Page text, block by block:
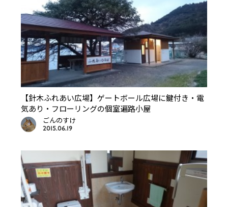
【針木ふれあい広場】ゲートボール広場に鍵付き・電
気あり・フローリングの個室遍路小屋
ごんのすけ
2015.06.19